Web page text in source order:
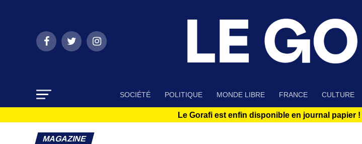
SOCIÉTÉ POLITIQUE MONDE LIBRE FRANCE CULTURE
Le Gorafi est enfin disponible en journal papier !
MAGAZINE